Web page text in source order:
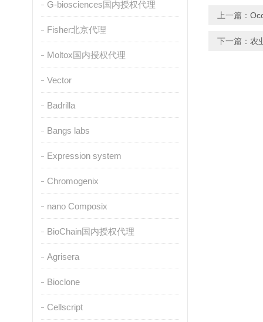
G-biosciences国内授权代理
Fisher北京代理
Moltox国内授权代理
Vector
Badrilla
Bangs labs
Expression system
Chromogenix
nano Composix
BioChain国内授权代理
Agrisera
Bioclone
Cellscript
上一篇：
下一篇： 农